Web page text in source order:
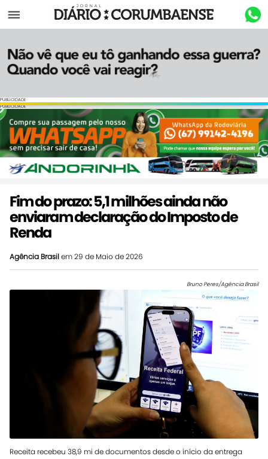
Menu
PUBLICIDADE
PUBLICIDADE
Fim do prazo: 5,1 milhões ainda não
enviaram declaração do Imposto de
Renda
Agência Brasilem 29 de Maio de 2026
Bruno Peres/Agência Brasil
Receita recebeu 38,9 mi de documentos desde o início da entrega